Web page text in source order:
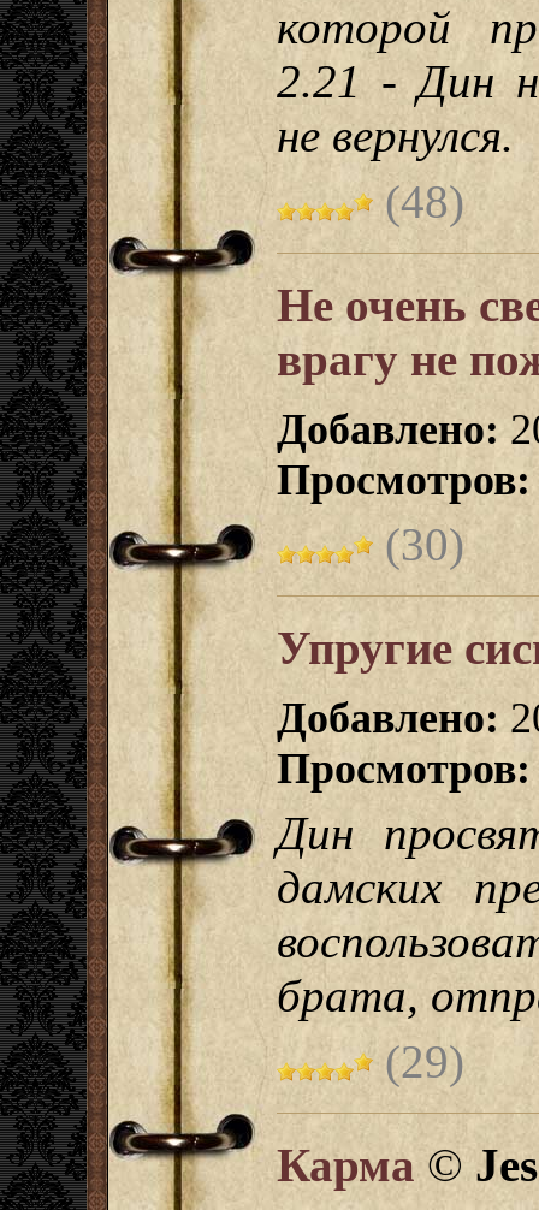
которой
2.21 - Дин
не вернулся.
(48)
Не очень
врагу не
Добавлено:
Просмотров:
(30)
Упругие
Добавлено:
Просмотров:
Дин
дамских
брата,
(29)
Карма©